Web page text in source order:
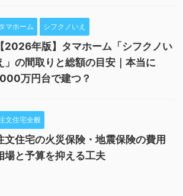
マホーム シフクノいえ
【2026年版】タマホーム「シフクノい
」の間取りと総額の目安｜本当に
万円台で建つ？
文住宅全般
文住宅の火災保険・地震保険の費用
場と予算を抑える工夫